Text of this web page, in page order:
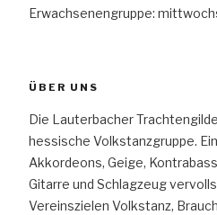
Erwachsenengruppe:
ÜBER UNS
Die Lauterbacher Trachtengilde
hessische Volkstanzgruppe.
Akkordeons, Geige,
Gitarre und Schlagzeug
Vereinszielen Volkstanz,